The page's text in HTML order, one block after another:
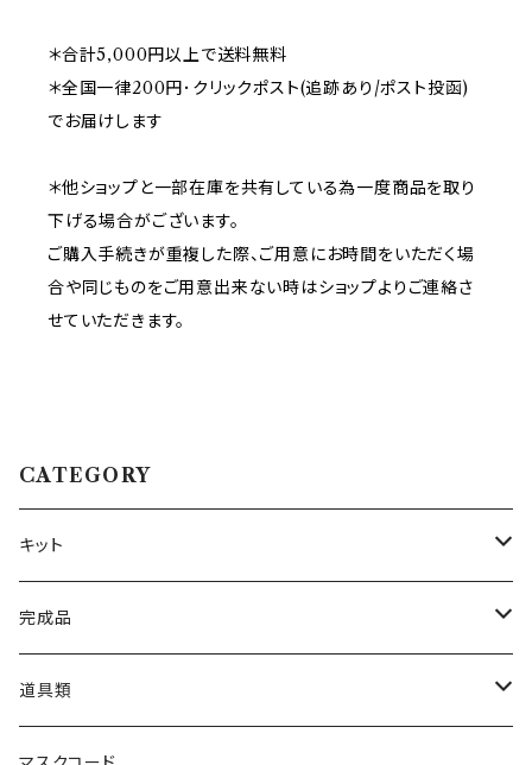
＊合計5,000円以上で送料無料
＊全国一律200円･クリックポスト(追跡あり/ポスト投函)
でお届けします
＊他ショップと一部在庫を共有している為一度商品を取り
下げる場合がございます。
ご購入手続きが重複した際、ご用意にお時間をいただく場
合や同じものをご用意出来ない時はショップよりご連絡さ
せていただきます。
CATEGORY
キット
ネックレス
ブレスレット
完成品
ネックレス
道具類